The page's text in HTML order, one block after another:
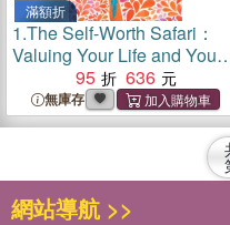
滿額折
1.The Self-Worth Safari：
Valuing Your Life and Your
95 636
無庫存
網站導航 >>